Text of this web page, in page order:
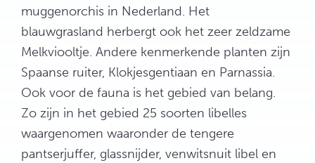
muggenorchis in Nederland. Het
blauwgrasland herbergt ook het zeer zeldzame
Melkviooltje. Andere kenmerkende planten zijn
Spaanse ruiter, Klokjesgentiaan en Parnassia.
Ook voor de fauna is het gebied van belang.
Zo zijn in het gebied 25 soorten libelles
waargenomen waaronder de tengere
pantserjuffer, glassnijder, venwitsnuit libel en